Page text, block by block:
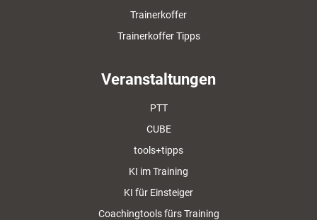
Trainerkoffer
Trainerkoffer Tipps
Veranstaltungen
PTT
CUBE
tools+tipps
KI im Training
KI für Einsteiger
Coachingtools fürs Training